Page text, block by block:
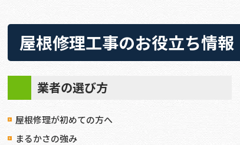
屋根修理工事のお役立ち情報
業者の選び方
屋根修理が初めての方へ
まるかさの強み